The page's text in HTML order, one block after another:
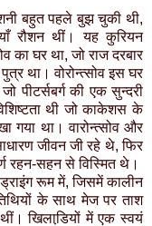
बहुत पहले बुझ चुकी थी,
रौशन थीं। यह कुरियन
का घर था, जो राज दरबार
था। वोरोन्त्सोव इस घर
पीटर्सबर्ग की एक सुन्दरी
थी जो काकेशस के
गया था। वारोन्त्सोव और
जीवन जी रहे थे, फिर
रहन-सहन से विस्मित थे।
रूम में, जिसमें कालीन
के साथ मेज पर ताश
खिलाडि़यों में एक स्वयं